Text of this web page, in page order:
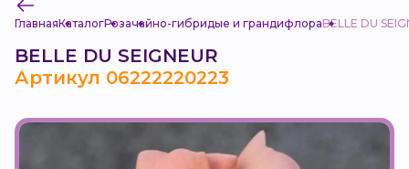
ГлавнаяКаталогРозачайно-гибридые и грандифлораBELLE DU
BELLE DU SEIGNEUR
Артикул 06222220223